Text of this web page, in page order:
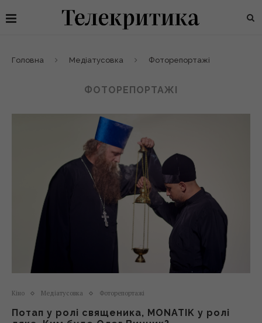
Головна Медіатусовка Фоторепортажі
ФОТОРЕПОРТАЖІ
Кіно Медіатусовка Фоторепортажі
Потап у ролі священика, MONATIK у ролі